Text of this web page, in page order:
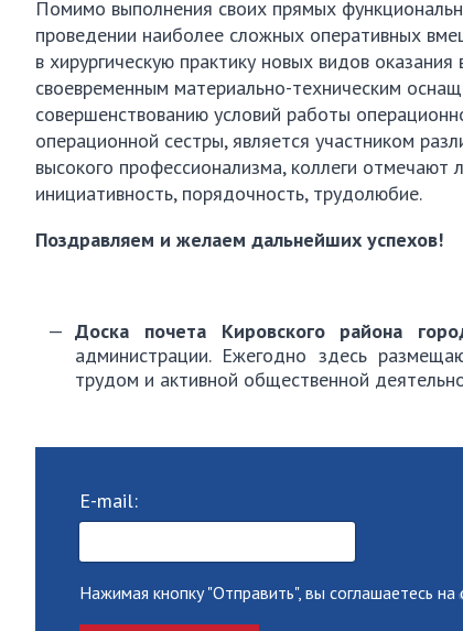
Помимо выполнения своих прямых
проведении наиболее сложных оперативных
в хирургическую практику новых видов
своевременным материально-техническим
совершенствованию условий работы
операционной сестры, является участником
высокого профессионализма, коллеги отмечают
инициативность, порядочность, трудолюбие.
Поздравляем и желаем дальнейших успехов!
Доска почета Кировского района
администрации. Ежегодно здесь
трудом и активной общественной
E-mail:
Нажимая кнопку "Отправить", вы соглашаетесь